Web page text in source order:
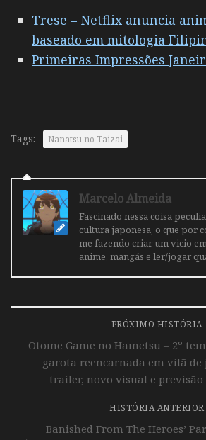
Trese – Netflix anuncia
baseado em mitologia
Primeiras Impressões
Tags: Nanatsu no Taizai
Marcelo Almeida
Fascinado nessa coisa
cultura japonesa, o que por
me fazendo criar um vicio
anime, mangás e ler/jogar
PRÓXIMO HISTÓRIA
Otome Game no Hametsu – 2º
garota reencarnada em vilã de
trailer, novo visual e previsão
HISTÓRIA ANTERIOR
Banished From The Heroes’